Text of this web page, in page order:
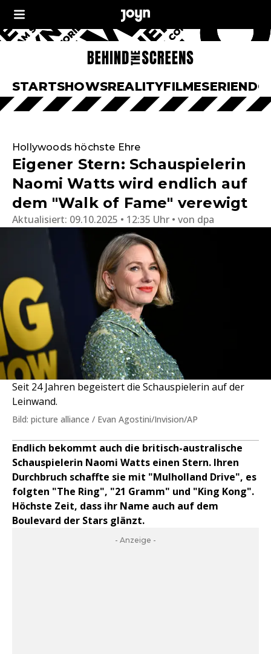
STARTSHOWSREALITYFILMESERIEN
Hollywoods höchste Ehre
Eigener Stern: Schauspielerin
Naomi Watts wird endlich auf
dem "Walk of Fame" verewigt
Aktualisiert: 09.10.2025 • 12:35 Uhr von dpa
Seit 24 Jahren begeistert die Schauspielerin auf der
Leinwand.
Bild: picture alliance / Evan Agostini/Invision/AP
Endlich bekommt auch die britisch-australische
Schauspielerin Naomi Watts einen Stern. Ihren
Durchbruch schaffte sie mit "Mulholland Drive", es
folgten "The Ring", "21 Gramm" und "King Kong".
Höchste Zeit, dass ihr Name auch auf dem
Boulevard der Stars glänzt.
- Anzeige -